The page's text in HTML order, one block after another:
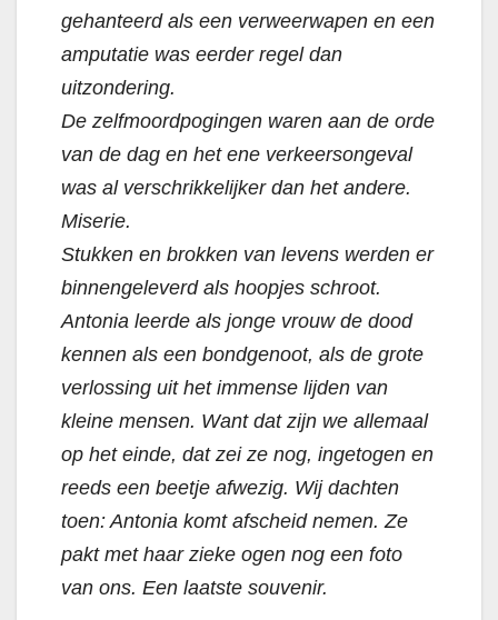
gehanteerd als een verweerwapen en een
amputatie was eerder regel dan
uitzondering.
De zelfmoordpogingen waren aan de orde
van de dag en het ene verkeersongeval
was al verschrikkelijker dan het andere.
Miserie.
Stukken en brokken van levens werden er
binnengeleverd als hoopjes schroot.
Antonia leerde als jonge vrouw de dood
kennen als een bondgenoot, als de grote
verlossing uit het immense lijden van
kleine mensen. Want dat zijn we allemaal
op het einde, dat zei ze nog, ingetogen en
reeds een beetje afwezig. Wij dachten
toen: Antonia komt afscheid nemen. Ze
pakt met haar zieke ogen nog een foto
van ons. Een laatste souvenir.